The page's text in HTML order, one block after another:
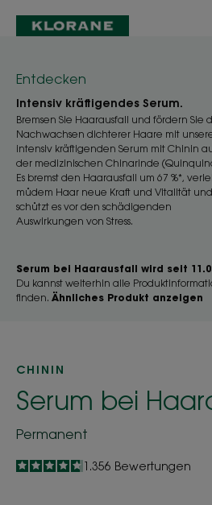
Serum bei Haarausfall wird seit
Du kannst weiterhin alle
finden. Ähnliches Produkt anzeigen
Entdecken
Intensiv kräftigendes Serum.
Bremsen Sie Haarausfall und fördern Sie
Nachwachsen dichterer Haare mit
intensiv kräftigenden Serum mit Chinin
der medizinischen Chinarinde
Es bremst den Haarausfall um 67 %*,
müdem Haar neue Kraft und Vitalität und
schützt es vor den schädigenden
Auswirkungen von Stress.
CHININ
Serum bei
Permanent
4.8
/51.356 Bewertungen